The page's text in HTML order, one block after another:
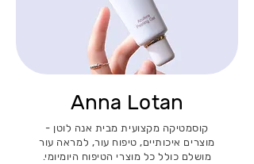
Anna Lotan
קוסמטיקה מקצועית מבית אנה לוטן -
מוצרים איכותיים, טיפוח עור, למראה עור
מושלם כולל כל מוצרי הטיפוח היומיומי.